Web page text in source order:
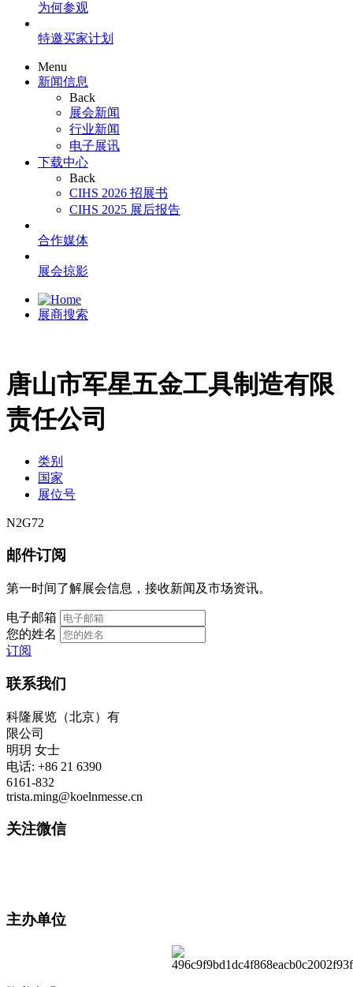
为何参观
特邀买家计划
Menu
新闻信息
Back
展会新闻
行业新闻
电子展讯
下载中心
Back
CIHS 2026 招展书
CIHS 2025 展后报告
合作媒体
展会掠影
展商搜索
唐山市军星五金工具制造有限
责任公司
类别
国家
展位号
N2G72
邮件订阅
第一时间了解展会信息，接收新闻及市场资讯。
电子邮箱
您的姓名
订阅
联系我们
科隆展览（北京）有
限公司
明玥 女士
电话: +86 21 6390
6161-832
trista.ming@koelnmesse.cn
关注微信
主办单位